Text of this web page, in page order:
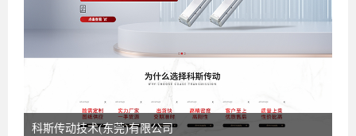
科斯传动技术(东莞)有限公司